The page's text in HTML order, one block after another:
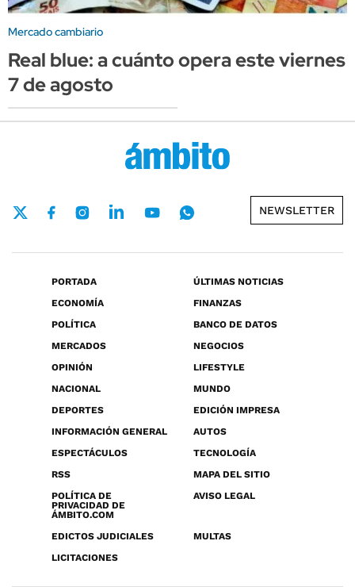
Mercado cambiario
Real blue: a cuánto opera este viernes
7 de agosto
NEWSLETTER
PORTADA
ÚLTIMAS NOTICIAS
ECONOMÍA
FINANZAS
POLÍTICA
BANCO DE DATOS
MERCADOS
NEGOCIOS
OPINIÓN
LIFESTYLE
NACIONAL
MUNDO
DEPORTES
EDICIÓN IMPRESA
INFORMACIÓN GENERAL
AUTOS
ESPECTÁCULOS
TECNOLOGÍA
RSS
MAPA DEL SITIO
POLÍTICA DE
PRIVACIDAD DE
ÁMBITO.COM
AVISO LEGAL
EDICTOS JUDICIALES
MULTAS
LICITACIONES